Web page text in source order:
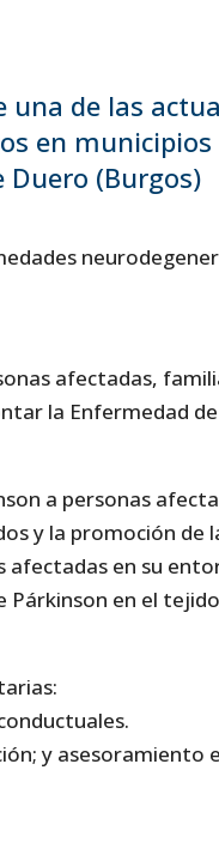
una de las
en
Duero (Burgos)
afectadas,
la Enfermedad
a personas
y la promoción de
afectadas en su
Párkinson en el
y asesoramiento